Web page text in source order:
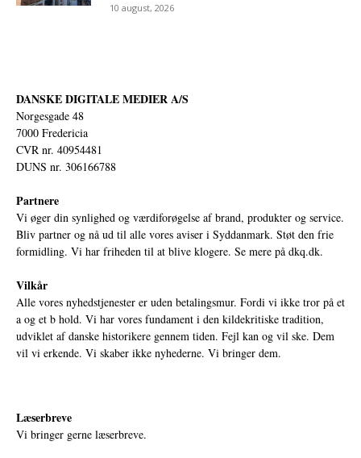
10 august, 2026
DANSKE DIGITALE MEDIER A/S
Norgesgade 48
7000 Fredericia
CVR nr. 40954481
DUNS nr. 306166788
Partnere
Vi øger din synlighed og værdiforøgelse af brand, produkter og service.
Bliv partner og nå ud til alle vores aviser i Syddanmark. Støt den frie
formidling. Vi har friheden til at blive klogere. Se mere på dkq.dk.
Vilkår
Alle vores nyhedstjenester er uden betalingsmur. Fordi vi ikke tror på et
a og et b hold. Vi har vores fundament i den kildekritiske tradition,
udviklet af danske historikere gennem tiden. Fejl kan og vil ske. Dem
vil vi erkende. Vi skaber ikke nyhederne. Vi bringer dem.
Læserbreve
Vi bringer gerne læserbreve.